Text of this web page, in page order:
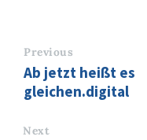
Previous
Ab jetzt heißt es
gleichen.digital
Next